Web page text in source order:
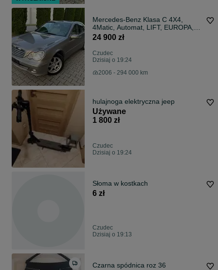
Mercedes-Benz Klasa C 4X4,
4Matic, Automat, LIFT, EUROPA,
Skóra, Xenon, Pamięć Fotela, PDC
24 900 zł
Czudec
Dzisiaj o 19:24
2006 - 294 000 km
hulajnoga elektryczna jeep
Używane
1 800 zł
Czudec
Dzisiaj o 19:24
Słoma w kostkach
6 zł
Czudec
Dzisiaj o 19:13
Czarna spódnica roz 36